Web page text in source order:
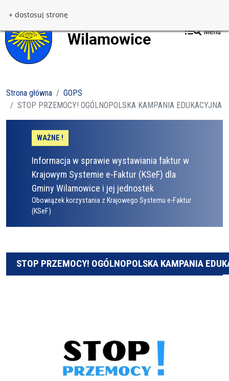
+ dostosuj stronę
Menu
Strona główna
GOPS
STOP PRZEMOCY! OGÓLNOPOLSKA KAMPANIA EDUKACYJNA
WAŻNE !
Informacja w sprawie wystawiania faktur w
Krajowym Systemie e-Faktur (KSeF) dla
Gminy Wilamowice i jej jednostek
Obowiązek korzystania z Krajowego Systemu e-Faktur
(KSeF)
STOP PRZEMOCY! OGÓLNOPOLSKA KAMPANIA